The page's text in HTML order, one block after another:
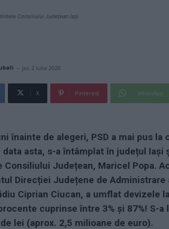
Consiliului Județean Iași
- joi, 2 iulie 2020
X Pinterest WhatsApp
înainte de alegeri, PSD a mai pus la
data asta, s-a întâmplat în județul Iași
Consiliului Județean, Maricel Popa.
Direcției Județene de Administrare
Ciprian Ciucan, a umflat devizele
cuprinse între 3% și 87%! S-
lei (aprox. 2,5 milioane de euro).